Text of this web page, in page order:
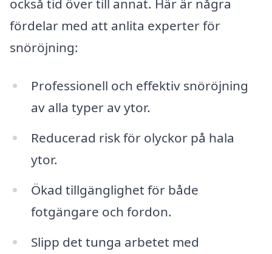
fördelar med att anlita experter för
snöröjning:
Professionell och effektiv snöröjning
av alla typer av ytor.
Reducerad risk för olyckor på hala
ytor.
Ökad tillgänglighet för både
fotgängare och fordon.
Slipp det tunga arbetet med